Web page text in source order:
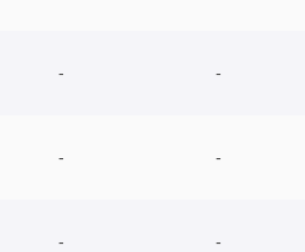
- -
- -
- -